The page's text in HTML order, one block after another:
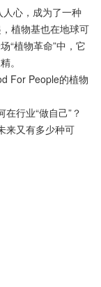
心，成为了一种
植物基也在地球可
“植物革命”中，它
。
For People的植物
行业“做自己”？
来又有多少种可